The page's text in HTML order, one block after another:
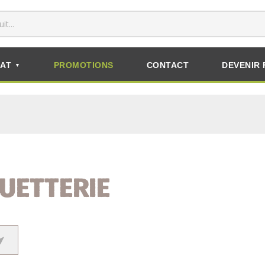
▼ PROMOTIONS CONTACT DEVENIR